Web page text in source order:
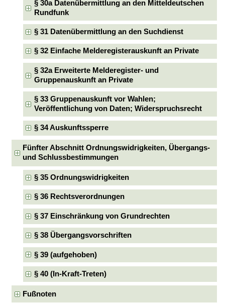
§ 30a Datenübermittlung an den Mitteldeutschen
Rundfunk
§ 31 Datenübermittlung an den Suchdienst
§ 32 Einfache Melderegisterauskunft an Private
§ 32a Erweiterte Melderegister- und
Gruppenauskunft an Private
§ 33 Gruppenauskunft vor Wahlen;
Veröffentlichung von Daten; Widerspruchsrecht
§ 34 Auskunftssperre
Fünfter Abschnitt Ordnungswidrigkeiten, Übergangs-
und Schlussbestimmungen
§ 35 Ordnungswidrigkeiten
§ 36 Rechtsverordnungen
§ 37 Einschränkung von Grundrechten
§ 38 Übergangsvorschriften
§ 39 (aufgehoben)
§ 40 (In-Kraft-Treten)
Fußnoten